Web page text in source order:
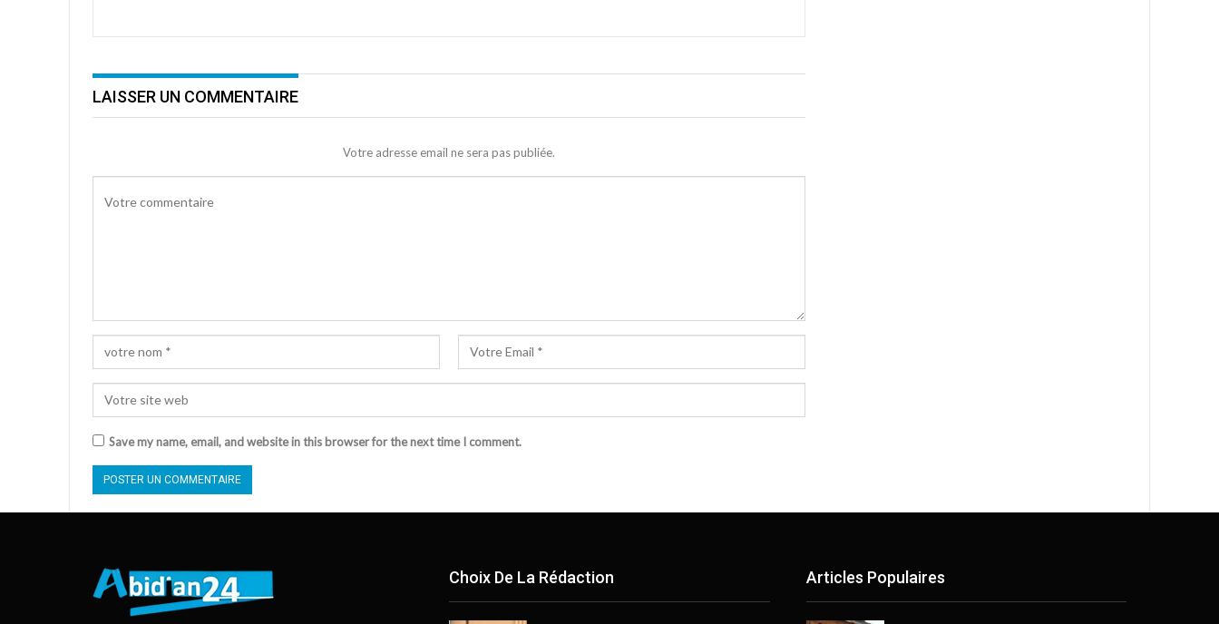
LAISSER UN COMMENTAIRE
Votre adresse email ne sera pas publiée.
Save my name, email, and website in this browser for the next time I comment.
Choix De La Rédaction Articles Populaires